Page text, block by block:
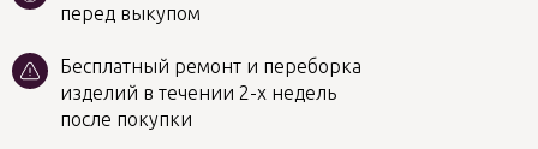
Бесплатный ремонт и переборка
изделий в течении 2-х недель
после покупки
перед выкупом